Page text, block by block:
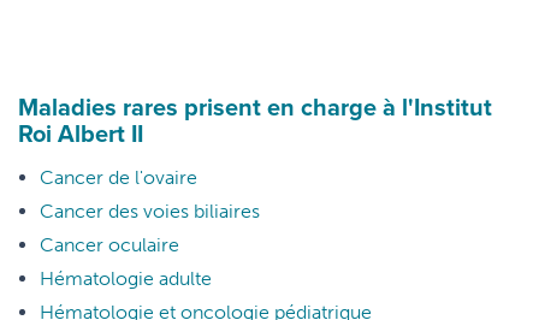
Maladies rares prisent en charge à l'Institut
Roi Albert II
Cancer de l'ovaire
Cancer des voies biliaires
Cancer oculaire
Hématologie adulte
Hématologie et oncologie pédiatrique